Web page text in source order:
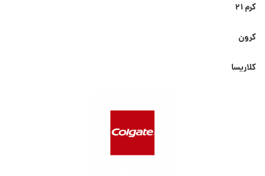
کرم ۲۱
کرون
کلاریسا